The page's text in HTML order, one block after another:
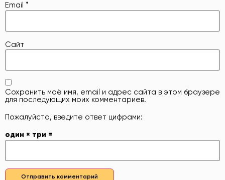
Email *
Сайт
Сохранить моё имя, email и адрес сайта в этом браузере
для последующих моих комментариев.
Пожалуйста, введите ответ цифрами:
один × три =